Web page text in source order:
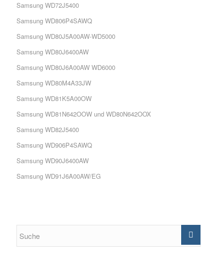
Samsung WD72J5400
Samsung WD806P4SAWQ
Samsung WD80J5A00AW-WD5000
Samsung WD80J6400AW
Samsung WD80J6A00AW WD6000
Samsung WD80M4A33JW
Samsung WD81K5A00OW
Samsung WD81N642OOW und WD80N642OOX
Samsung WD82J5400
Samsung WD906P4SAWQ
Samsung WD90J6400AW
Samsung WD91J6A00AW/EG